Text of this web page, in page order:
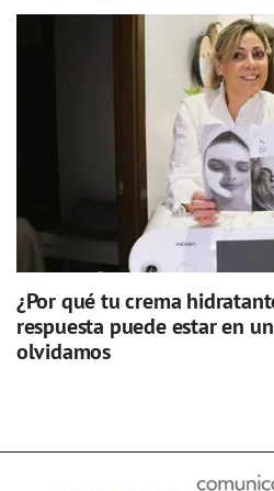
¿Por qué tu crema
respuesta puede estar en
olvidamos